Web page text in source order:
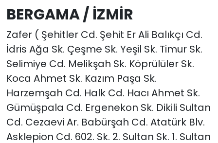
BERGAMA / İZMİR
Zafer ( Şehitler Cd. Şehit Er Ali Balıkçı Cd.
İdris Ağa Sk. Çeşme Sk. Yeşil Sk. Timur Sk.
Selimiye Cd. Melikşah Sk. Köprülüler Sk.
Koca Ahmet Sk. Kazım Paşa Sk.
Harzemşah Cd. Halk Cd. Hacı Ahmet Sk.
Gümüşpala Cd. Ergenekon Sk. Dikili Sultan
Cd. Cezaevi Ar. Babürşah Cd. Atatürk Blv.
Asklepion Cd. 602. Sk. 2. Sultan Sk. 1. Sultan